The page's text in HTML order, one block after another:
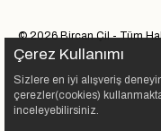
© 2026 Bircan Çil - Tüm
Çerez Kullanımı
Sizlere en iyi alışveriş
çerezler(cookies)
inceleyebilirsiniz.